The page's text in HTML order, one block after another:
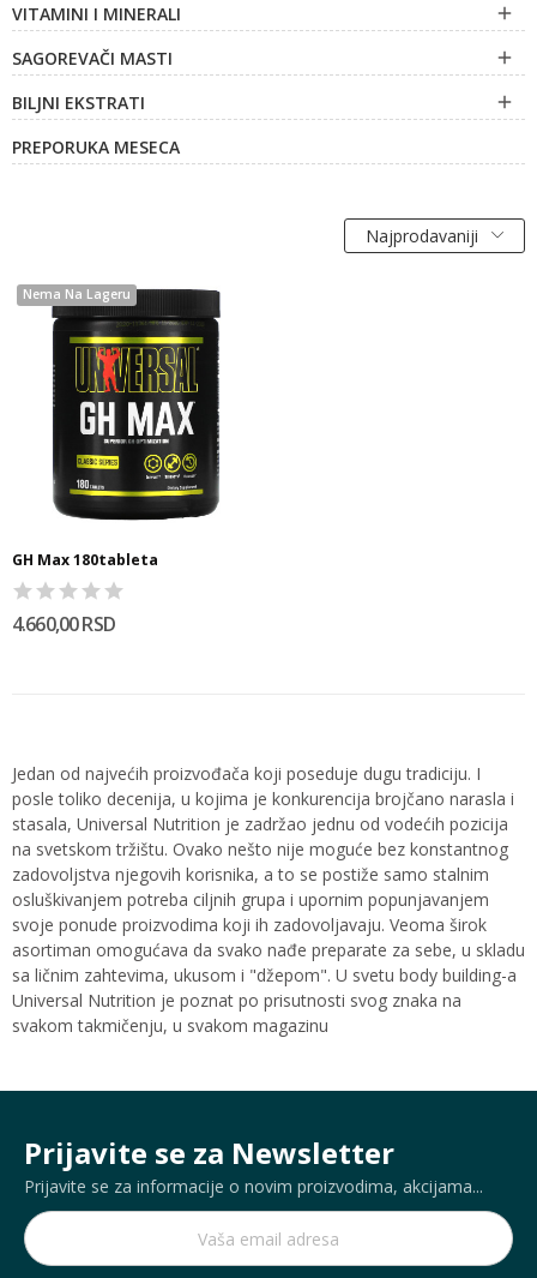
VITAMINI I MINERALI 
SAGOREVAČI MASTI 
BILJNI EKSTRATI 
PREPORUKA MESECA
Najprodavaniji
Nema Na Lageru
GH Max 180tableta
4.660,00 RSD
Jedan od najvećih proizvođača koji poseduje dugu tradiciju. I
posle toliko decenija, u kojima je konkurencija brojčano narasla i
stasala, Universal Nutrition je zadržao jednu od vodećih pozicija
na svetskom tržištu. Ovako nešto nije moguće bez konstantnog
zadovoljstva njegovih korisnika, a to se postiže samo stalnim
osluškivanjem potreba ciljnih grupa i upornim popunjavanjem
svoje ponude proizvodima koji ih zadovoljavaju. Veoma širok
asortiman omogućava da svako nađe preparate za sebe, u skladu
sa ličnim zahtevima, ukusom i "džepom". U svetu body building-a
Universal Nutrition je poznat po prisutnosti svog znaka na
svakom takmičenju, u svakom magazinu
Prijavite se za Newsletter
Prijavite se za informacije o novim proizvodima, akcijama...